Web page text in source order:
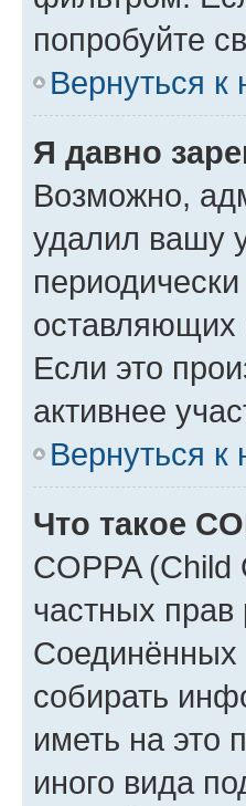
попробуйте
Вернуться к
Я давно
Возможно,
удалил вашу
Если это
активнее
Вернуться к
Что такое
COPPA
частных прав
Соединённых
собирать
иметь на это
иного вида